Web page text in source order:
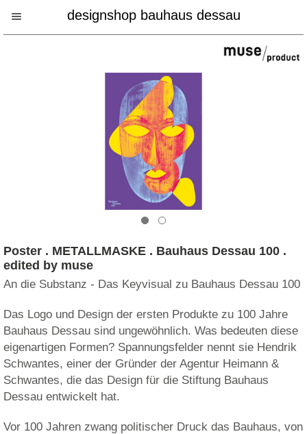
designshop bauhaus dessau
Poster . METALLMASKE . Bauhaus Dessau 100 .
edited by muse
An die Substanz - Das Keyvisual zu Bauhaus Dessau 100
Das Logo und Design der ersten Produkte zu 100 Jahre
Bauhaus Dessau sind ungewöhnlich. Was bedeuten diese
eigenartigen Formen? Spannungsfelder nennt sie Hendrik
Schwantes, einer der Gründer der Agentur Heimann &
Schwantes, die das Design für die Stiftung Bauhaus
Dessau entwickelt hat.
Vor 100 Jahren zwang politischer Druck das Bauhaus, von